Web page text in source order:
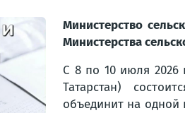
Министерство
Министерства
С 8 по 10 июля 2026
Татарстан)
объединит на